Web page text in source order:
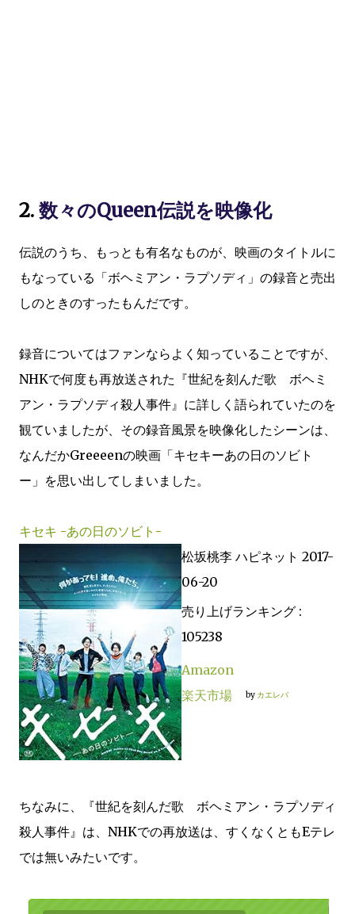
2.数々のQueen伝説を映像化
伝説のうち、もっとも有名なものが、映画のタイトルに
もなっている「ボヘミアン・ラプソディ」の録音と売出
しのときのすったもんだです。
録音についてはファンならよく知っていることですが、
NHKで何度も再放送された『世紀を刻んだ歌 ボヘミ
アン・ラプソディ殺人事件』に詳しく語られていたのを
観ていましたが、その録音風景を映像化したシーンは、
なんだかGreeeenの映画「キセキーあの日のソビト
ー」を思い出してしまいました。
キセキ -あの日のソビト-
松坂桃李 ハピネット 2017-
06-20
売り上げランキング :
105238
Amazon
楽天市場
by カエレバ
ちなみに、『世紀を刻んだ歌 ボヘミアン・ラプソディ
殺人事件』は、NHKでの再放送は、すくなくともEテレ
では無いみたいです。